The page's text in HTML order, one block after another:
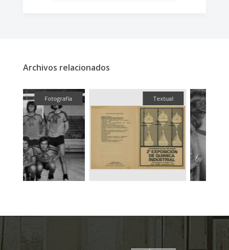
Archivos relacionados